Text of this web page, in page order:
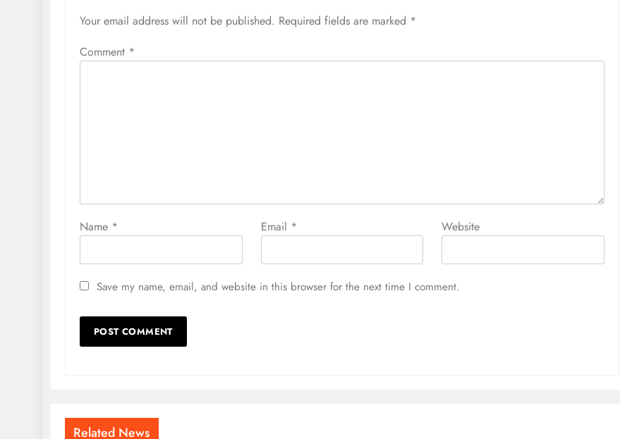
Your email address will not be published. Required fields are marked *
Comment *
Name * Email * Website
Save my name, email, and website in this browser for the next time I comment.
Related News